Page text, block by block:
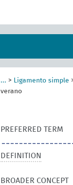
... > Ligamento simple
verano
PREFERRED TERM
DEFINITION
BROADER CONCEPT